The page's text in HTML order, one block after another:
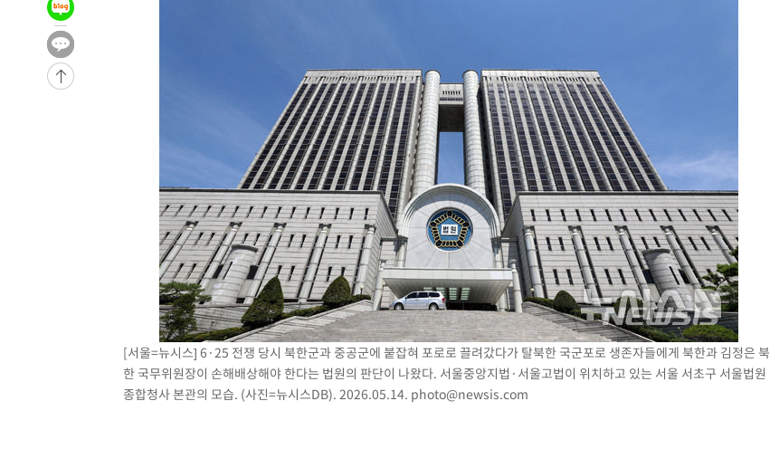
[서울=뉴시스] 6·25 전쟁 당시 북한군과 중공군에 붙잡혀 포로로 끌려갔다가 탈북한 국군포로 생존자들에게 북한과 김정은 북
한 국무위원장이 손해배상해야 한다는 법원의 판단이 나왔다. 서울중앙지법·서울고법이 위치하고 있는 서울 서초구 서울법원
종합청사 본관의 모습. (사진=뉴시스DB). 2026.05.14. photo@newsis.com